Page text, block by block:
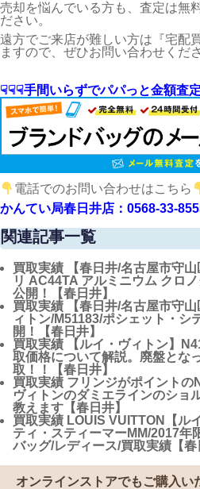
売却を悩んでいる方も、査定は無
ださい。
遠方でご来店が難しい方は『宅配
ますので、ぜひお問い合わせくださ
☟☟☟手間いらずでパパっと金額査
電話でのお問い合わせはこちら
かんてい局春日井店：0568-33-
関連記事一覧
買取実績 【春日井/名古屋市守
リ AC44TA アルミニウム クロ
公開！【春日井】
買取実績 【春日井/名古屋市守
ィトン/M51183/ポシェット・シ
開！【春日井】
買取実績 【ルイ・ヴィトン】
取価格について解説。廃盤とな
取！！【春日井】
買取実績 フリンジがポイントの
ヴィトンのダミエラインのショ
教えます【春日井】
買取実績 LOUIS VUITTON【ル
ティ・スティーマーMM/2017年
バッグ/レディース/買取実績【春
オンラインストアでもご購入